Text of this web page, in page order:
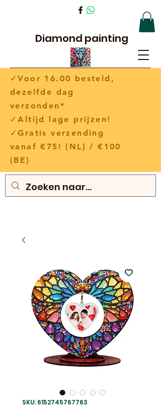
Diamond painting
✓Voor 16.00 besteld,
dezelfde dag
verzonden*
✓Altijd lage prijzen!
✓Gratis verzending
vanaf €75! (NL) / €100
(BE)
SKU: 6152745767763